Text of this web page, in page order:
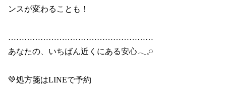
ンスが変わることも！
………………………………………………
あなたの、いちばん近くにある安心𓂃𓈒𓏸
💚処方箋はLINEで予約